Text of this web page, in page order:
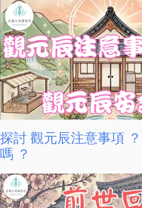
探討 觀元辰注意事項
嗎 ？